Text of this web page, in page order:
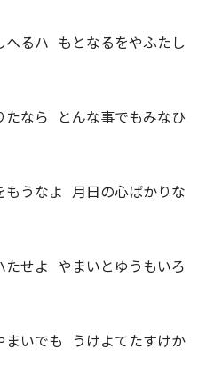
へるハ もとなるをやふたし
たなら とんな事でもみなひ
もうなよ 月日の心ばかりな
たせよ やまいとゆうもいろ
まいでも うけよてたすけか